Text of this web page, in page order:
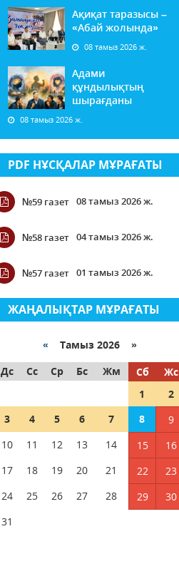
Ақиқат таразысы –
«Абай жолында»
08 тамыз 2026 ж.
Адами
құндылықтың
шырағданы
08 тамыз 2026 ж.
PDF НҰСҚАЛАР МҰРАҒАТЫ
№59 газет 08 тамыз 2026 ж.
№58 газет 04 тамыз 2026 ж.
№57 газет 01 тамыз 2026 ж.
ЖАҢАЛЫҚТАР МҰРАҒАТЫ
« Тамыз 2026 »
Дс
Сс Ср Бс Жм Сб
Жс
1
2
3
4 5 6 7 8
9
10
11 12 13 14 15
16
17
18 19 20 21 22
23
24
25 26 27 28 29
30
31